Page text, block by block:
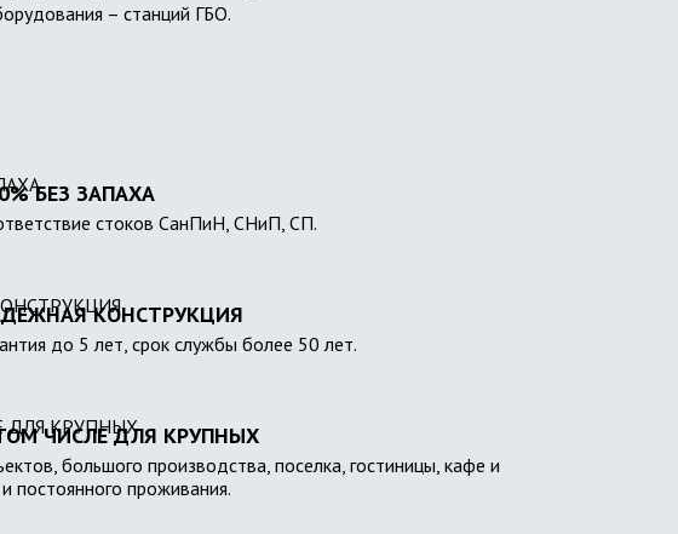
– станций ГБО.
БЕЗ ЗАПАХА
стоков СанПиН, СНиП, СП.
КОНСТРУКЦИЯ
до 5 лет, срок службы более 50 лет.
ЧИСЛЕ ДЛЯ КРУПНЫХ
большого производства, поселка, гостиницы, кафе и
постоянного проживания.